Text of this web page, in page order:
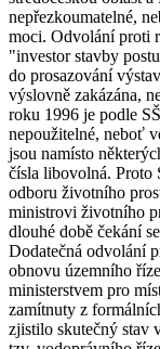
nepřezkoumatelné,
moci. Odvolání proti
"investor stavby
do prosazování
výslovně zakázána,
roku 1996 je podle
nepoužitelné, neboť
jsou namísto
čísla libovolná. Proto
odboru životního
ministrovi životního
dlouhé době čekání
Dodatečná odvolání
obnovu územního
ministerstvem pro
zamítnuty z
zjistilo skutečný stav